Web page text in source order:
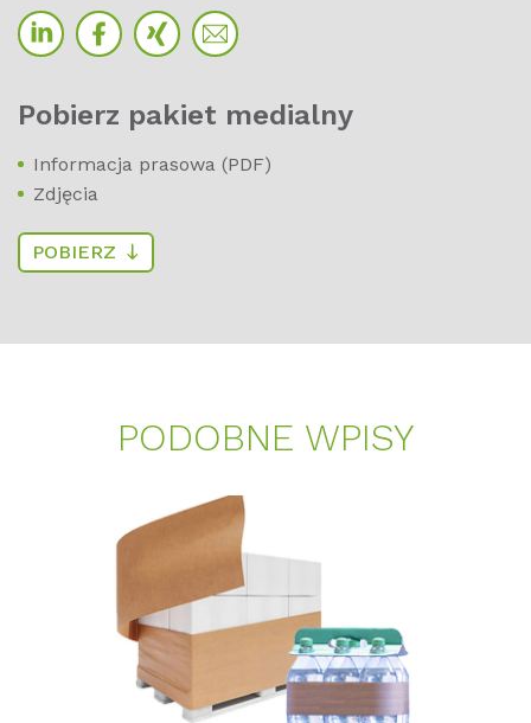
Po­bierz pa­kiet me­dial­ny
Informacja prasowa (PDF)
Zdjęcia
POBIERZ
PO­D­OB­NE WPI­SY